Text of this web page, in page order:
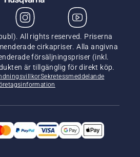
All rights reserved. Priserna
cirkapriser. Alla angivna
försäljningspriser (inkl.
är tillgänglig för direkt köp.
Sekretessmeddelande